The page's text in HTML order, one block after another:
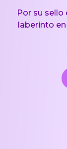
Por su sello
laberinto